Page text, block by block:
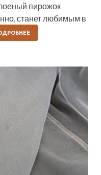
пирожок
станет любимым в